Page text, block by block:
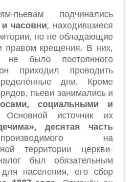
пьевам подчинались
часовни, находившиеся
но не обладающие
правом крещения. В них,
не было постоянного
приходил проводить
дни. Кроме
пьеви занимались и
социальными и
источник их
десятая часть
на
территории церкви-
был обязательным
населения, его сбор